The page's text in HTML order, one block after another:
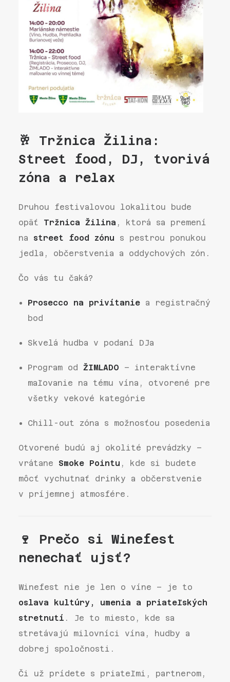
🥂 Tržnica Žilina:
Street food, DJ, tvorivá
zóna a relax
Druhou festivalovou lokalitou bude
opäť Tržnica Žilina , ktorá sa premení
na street food zónu s pestrou ponukou
jedla, občerstvenia a oddychových zón.
Čo vás tu čaká?
Prosecco na privítanie a registračný
bod
Skvelá hudba v podaní DJa
Program od ŽIMLADO – interaktívne
maľovanie na tému vína, otvorené pre
všetky vekové kategórie
Chill-out zóna s možnosťou posedenia
Otvorené budú aj okolité prevádzky –
vrátane Smoke Pointu , kde si budete
môcť vychutnať drinky a občerstvenie
v príjemnej atmosfére.
🍷 Prečo si Winefest
nenechať ujsť?
Winefest nie je len o víne – je to
oslava kultúry, umenia a priateľských
stretnutí . Je to miesto, kde sa
stretávajú milovníci vína, hudby a
dobrej spoločnosti.
Či už prídete s priateľmi, partnerom,